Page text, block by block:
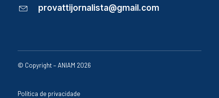
provattijornalista@gmail.com
© Copyright – ANIAM 2026
Política de privacidade